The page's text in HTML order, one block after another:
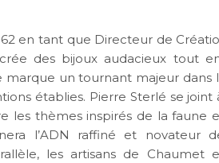
en tant que Directeur de
des bijoux audacieux tout
marque un tournant majeur dans
établies. Pierre Sterlé se joint
les thèmes inspirés de la faune
l’ADN raffiné et novateur
les artisans de Chaumet